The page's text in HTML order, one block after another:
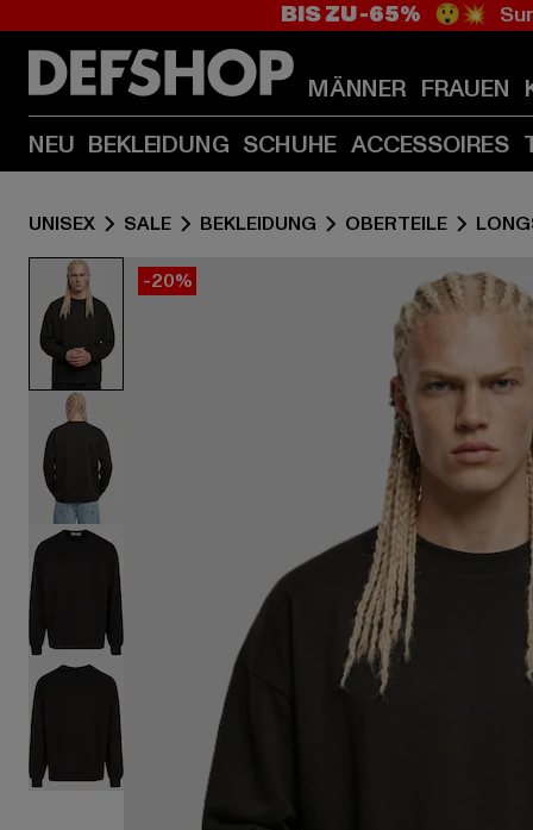
BIS ZU -65% 😲💥
MÄNNER FRAUEN
NEU BEKLEIDUNG SCHUHE ACCESSOIRES
UNISEX SALE BEKLEIDUNG OBERTEILE
-20%